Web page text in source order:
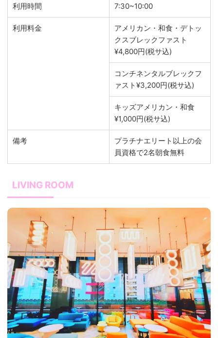
利用時間 7:30~10:00
利用料金
アメリカン・和食・デトッ
クスブレックファスト
¥4,800円(税サ込)
コンチネンタルブレックフ
ァスト¥3,200円(税サ込)
キッズアメリカン・和食
¥1,000円(税サ込)
備考
プラチナエリート以上の会
員資格で2名朝食無料
LIVING ROOM